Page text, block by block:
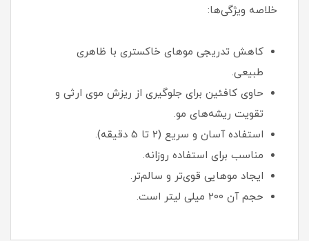
خلاصه ویژگی‌ها:
کاهش تدریجی موهای خاکستری با ظاهری
طبیعی.
حاوی کافئین برای جلوگیری از ریزش موی ارثی و
تقویت ریشه‌های مو.
استفاده آسان و سریع (2 تا 5 دقیقه).
مناسب برای استفاده روزانه.
ایجاد موهایی قوی‌تر و سالم‌تر.
حجم آن 200 میلی لیتر است.